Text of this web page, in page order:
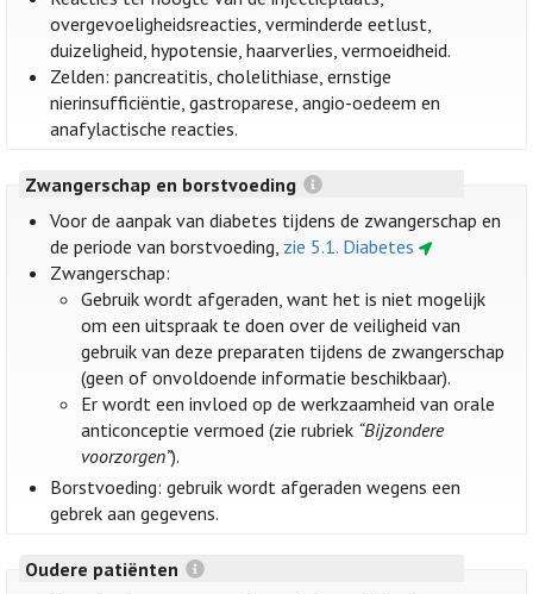
overgevoeligheidsreacties, verminderde eetlust,
duizeligheid, hypotensie, haarverlies, vermoeidheid.
Zelden: pancreatitis, cholelithiase, ernstige
nierinsufficiëntie, gastroparese, angio-oedeem en
anafylactische reacties.
Zwangerschap en borstvoeding
Voor de aanpak van diabetes tijdens de zwangerschap en
de periode van borstvoeding, zie 5.1. Diabetes
Zwangerschap:
Gebruik wordt afgeraden, want het is niet mogelijk
om een uitspraak te doen over de veiligheid van
gebruik van deze preparaten tijdens de zwangerschap
(geen of onvoldoende informatie beschikbaar).
Er wordt een invloed op de werkzaamheid van orale
anticonceptie vermoed (zie rubriek “Bijzondere
voorzorgen”).
Borstvoeding: gebruik wordt afgeraden wegens een
gebrek aan gegevens.
Oudere patiënten